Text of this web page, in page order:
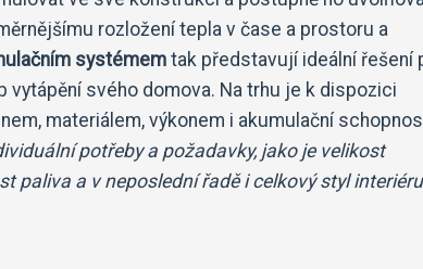
rozložení tepla v čase a prostoru a
systémem tak představují ideální řešení
svého domova. Na trhu je k dispozici
materiálem, výkonem i akumulační
potřeby a požadavky, jako je velikost
paliva a v neposlední řadě i celkový styl